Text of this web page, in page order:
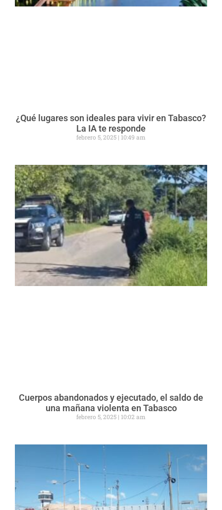
¿Qué lugares son ideales para vivir en Tabasco?
La IA te responde
febrero 5, 2025 10:49 am
Cuerpos abandonados y ejecutado, el saldo de
una mañana violenta en Tabasco
febrero 5, 2025 10:02 am